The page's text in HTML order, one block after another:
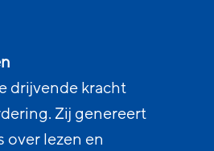
drijvende kracht
Zij genereert
over lezen en